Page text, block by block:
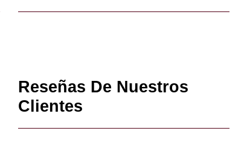
Reseñas De Nuestros
Clientes